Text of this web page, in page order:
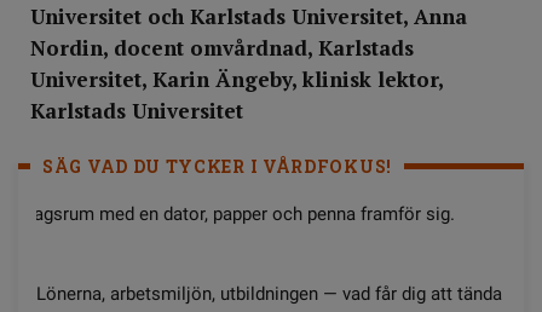
Universitet och Karlstads Universitet, Anna
Nordin, docent omvårdnad, Karlstads
Universitet, Karin Ängeby, klinisk lektor,
Karlstads Universitet
SÄG VAD DU TYCKER I VÅRDFOKUS!
Lönerna, arbetsmiljön, utbildningen — vad får dig att tända